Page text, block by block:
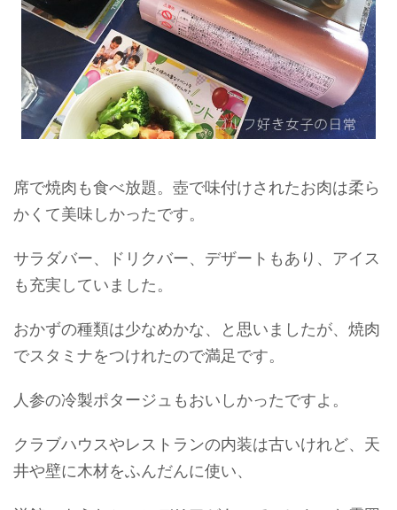
席で焼肉も食べ放題。壺で味付けされたお肉は柔ら
かくて美味しかったです。
サラダバー、ドリクバー、デザートもあり、アイス
も充実していました。
おかずの種類は少なめかな、と思いましたが、焼肉
でスタミナをつけれたので満足です。
人参の冷製ポタージュもおいしかったですよ。
クラブハウスやレストランの内装は古いけれど、天
井や壁に木材をふんだんに使い、